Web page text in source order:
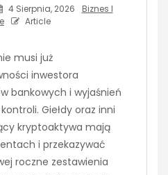
4 Sierpnia, 2026
Biznes I
Article
musi już
inwestora
bankowych i wyjaśnień
Giełdy oraz inni
kryptoaktywa mają
i przekazywać
roczne zestawienia